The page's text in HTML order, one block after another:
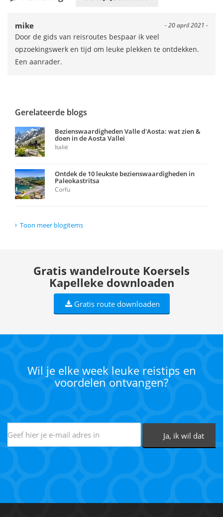
- 20 april 2021 -
mike
Door de gids van reisroutes bespaar ik veel
opzoekingswerk en tijd om leuke plekken te ontdekken.
Een aanrader.
Gerelateerde blogs
Bezienswaardigheden Valle d'Aosta: wat zien &
doen in de Aosta Vallei
Italië
Ontdek de 10 leukste bezienswaardigheden in
Paleokastritsa
Corfu
Toon meer blogitems
Gratis wandelroute Koersels
Kapelleke downloaden
Gratis route downloaden
Wil je elke week leuke reistips en
voordelen ontvangen?